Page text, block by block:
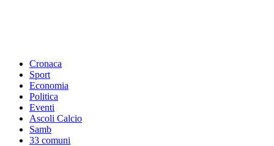
Cronaca
Sport
Economia
Politica
Eventi
Ascoli Calcio
Samb
33 comuni